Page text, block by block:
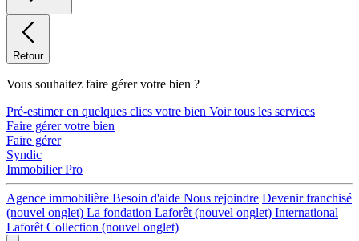
Retour
Vous souhaitez faire gérer votre bien ?
Pré-estimer en quelques clics votre bien Voir tous les services
Faire gérer votre bien
Faire gérer
Syndic
Immobilier Pro
Agence immobilière Besoin d'aide Nous rejoindre Devenir franchisé
(nouvel onglet) La fondation Laforêt (nouvel onglet) International
Laforêt Collection (nouvel onglet)